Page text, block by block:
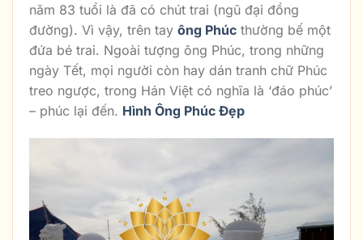
năm 83 tuổi là đã có chút trai (ngũ đại đồng
đường). Vì vậy, trên tay ông Phúc thường bế một
đứa bé trai. Ngoài tượng ông Phúc, trong những
ngày Tết, mọi người còn hay dán tranh chữ Phúc
treo ngược, trong Hán Việt có nghĩa là ‘đáo phúc’
– phúc lại đến. Hình Ông Phúc Đẹp